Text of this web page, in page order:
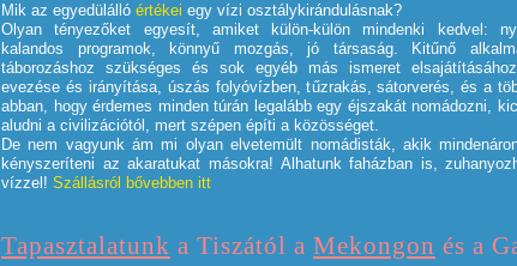
Mik az egyedülálló értékei egy vízi osztálykirándulásnak?
Olyan tényezőket egyesít, amiket külön-külön mindenki kedvel:
kalandos programok, könnyű mozgás, jó társaság. Kitűnő
táborozáshoz szükséges és sok egyéb más ismeret
evezése és irányítása, úszás folyóvízben, tűzrakás, sátorverés, és a
abban, hogy érdemes minden túrán legalább egy éjszakát nomádozni,
aludni a civilizációtól, mert szépen építi a közösséget.
De nem vagyunk ám mi olyan elvetemült nomádisták, akik
kényszeríteni az akaratukat másokra! Alhatunk faházban is,
vízzel! Szállásról bővebben itt
Tapasztalatunk a Tiszától a Mekongon és a